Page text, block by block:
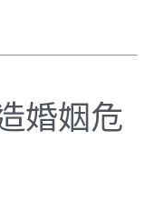
婚姻危